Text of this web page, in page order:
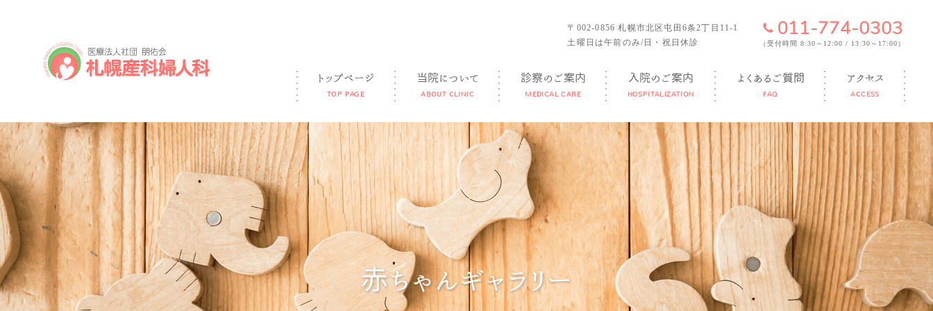
〒002-0856 札幌市北区屯田6条2丁目11-1
土曜日は午前のみ/日・祝日休診
（受付時間 8:30～12:00 / 13:30～17:00）
トップページ
TOP PAGE
当院について
ABOUT CLINIC
GUIDANCE FEATURE
DOCTOR FACILITY
診察のご案内
MEDICAL CARE
入院のご案内
HOSPITALIZATION
よくあるご質問
FAQ
アクセス
ACCESS